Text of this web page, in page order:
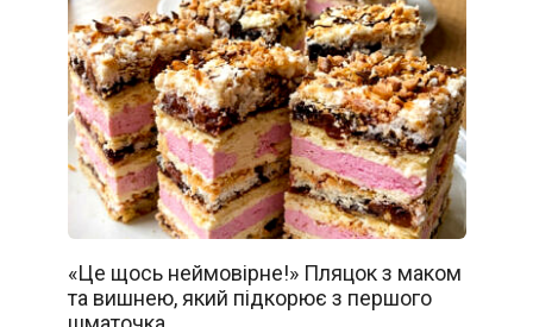
«Це щось неймовірне!» Пляцок з маком
та вишнею, який підкорює з першого